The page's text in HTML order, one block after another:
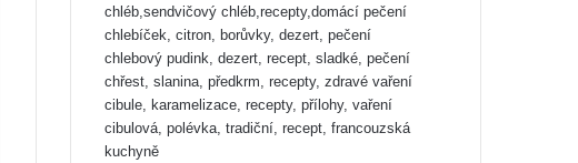
chléb,sendvičový chléb,recepty,domácí pečení
chlebíček, citron, borůvky, dezert, pečení
chlebový pudink, dezert, recept, sladké, pečení
chřest, slanina, předkrm, recepty, zdravé vaření
cibule, karamelizace, recepty, přílohy, vaření
cibulová, polévka, tradiční, recept, francouzská
kuchyně